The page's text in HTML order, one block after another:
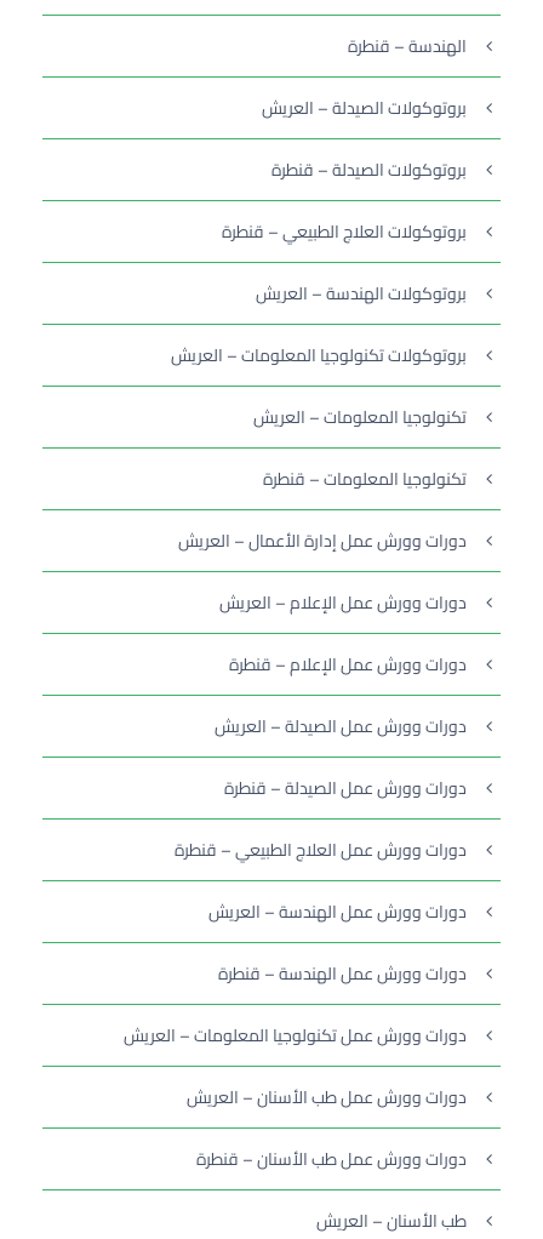
الهندسة – قنطرة
بروتوكولات الصيدلة – العريش
بروتوكولات الصيدلة – قنطرة
بروتوكولات العلاج الطبيعي – قنطرة
بروتوكولات الهندسة – العريش
بروتوكولات تكنولوجيا المعلومات – العريش
تكنولوجيا المعلومات – العريش
تكنولوجيا المعلومات – قنطرة
دورات وورش عمل إدارة الأعمال – العريش
دورات وورش عمل الإعلام – العريش
دورات وورش عمل الإعلام – قنطرة
دورات وورش عمل الصيدلة – العريش
دورات وورش عمل الصيدلة – قنطرة
دورات وورش عمل العلاج الطبيعي – قنطرة
دورات وورش عمل الهندسة – العريش
دورات وورش عمل الهندسة – قنطرة
دورات وورش عمل تكنولوجيا المعلومات – العريش
دورات وورش عمل طب الأسنان – العريش
دورات وورش عمل طب الأسنان – قنطرة
طب الأسنان – العريش